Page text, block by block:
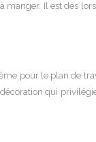
Il est dès
pour le plan de
qui